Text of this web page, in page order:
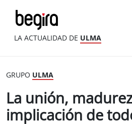
LA ACTUALIDAD DE ULMA
GRUPO ULMA
La unión,
implicación de